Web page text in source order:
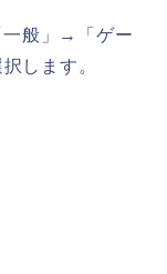
般」→「ゲー
します。